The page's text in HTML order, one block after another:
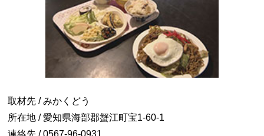
取材先 / みかくどう
所在地 / 愛知県海部郡蟹江町宝1-60-1
連絡先 / 0567-96-0931